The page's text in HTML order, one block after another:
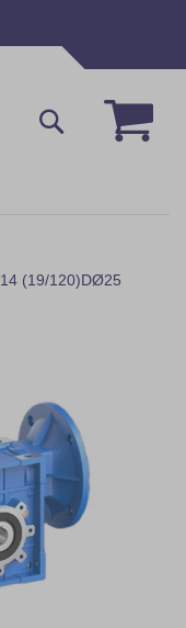
Mój
Szukaj
(19/120)DØ25